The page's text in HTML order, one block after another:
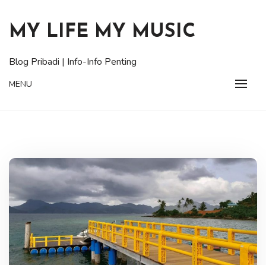
content
MY LIFE MY MUSIC
Blog Pribadi | Info-Info Penting
MENU